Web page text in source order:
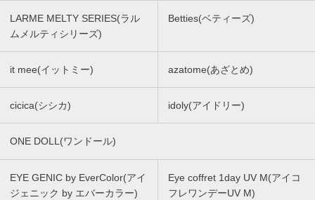
LARME MELTY SERIES(ラル
ムメルティシリーズ)
Betties(ベティーズ)
it mee(イットミー) azatome(あざとめ)
cicica(シシカ) idoly(アイドリー)
ONE DOLL(ワンドール)
EYE GENIC by EverColor(アイ
ジェニック by エバーカラー)
Eye coffret 1day UV M(アイコ
フレワンデーUV M)